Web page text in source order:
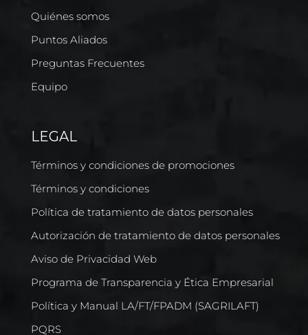
Quiénes somos
Puntos Aliados
Preguntas Frecuentes
Equipo
LEGAL
Términos y condiciones de promociones
Términos y condiciones
Política de tratamiento de datos personales
Autorización de tratamiento de datos personales
Aviso de Privacidad Web
Programa de Transparencia y Ética Empresarial
Política y Manual LA/FT/FPADM (SAGRILAFT)
PQRS